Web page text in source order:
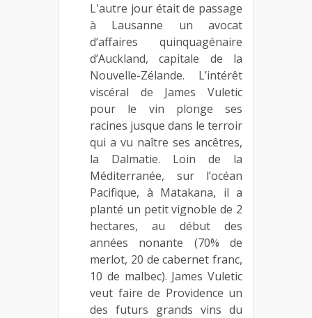
L'autre jour était de passage
à Lausanne un avocat
d’affaires quinquagénaire
d’Auckland, capitale de la
Nouvelle-Zélande. L’intérêt
viscéral de James Vuletic
pour le vin plonge ses
racines jusque dans le terroir
qui a vu naître ses ancêtres,
la Dalmatie. Loin de la
Méditerranée, sur l’océan
Pacifique, à Matakana, il a
planté un petit vignoble de 2
hectares, au début des
années nonante (70% de
merlot, 20 de cabernet franc,
10 de malbec). James Vuletic
veut faire de Providence un
des futurs grands vins du